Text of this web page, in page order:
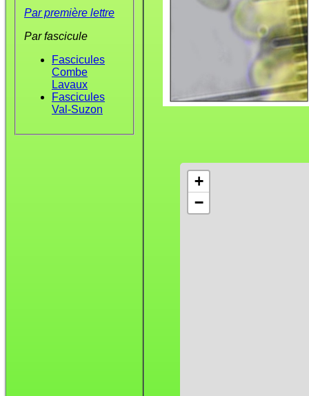
Par première lettre
Par fascicule
Fascicules
Combe
Lavaux
Fascicules
Val-Suzon
+
−